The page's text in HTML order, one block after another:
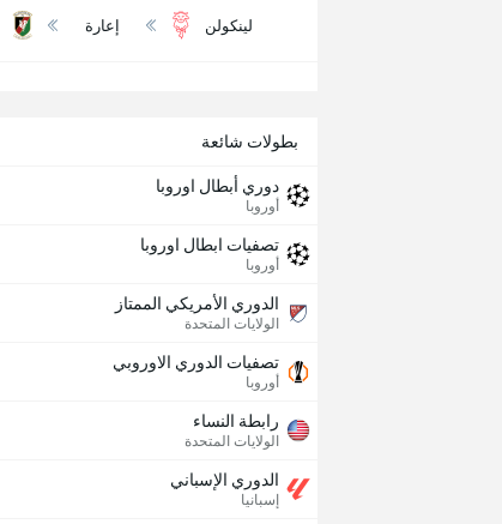
لينكولن إعارة
بطولات شائعة
دوري أبطال اوروبا
أوروبا
تصفيات ابطال اوروبا
أوروبا
الدوري الأمريكي الممتاز
الولايات المتحدة
تصفيات الدوري الاوروبي
أوروبا
رابطة النساء
الولايات المتحدة
الدوري الإسباني
إسبانيا